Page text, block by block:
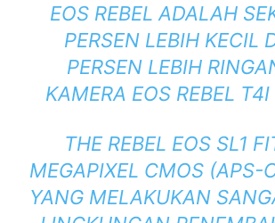
EOS REBEL ADALAH
PERSEN LEBIH KECIL
PERSEN LEBIH
KAMERA EOS REBEL T4I
THE REBEL EOS SL1
MEGAPIXEL CMOS (APS-
YANG MELAKUKAN